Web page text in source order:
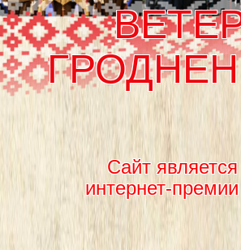
Сайт
интернет-